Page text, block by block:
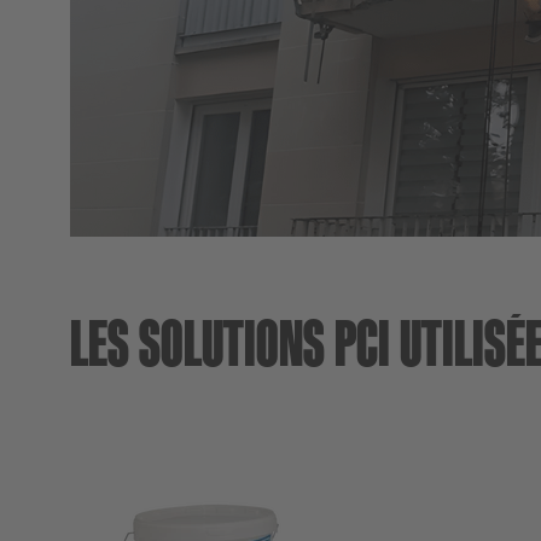
LES SOLUTIONS PCI